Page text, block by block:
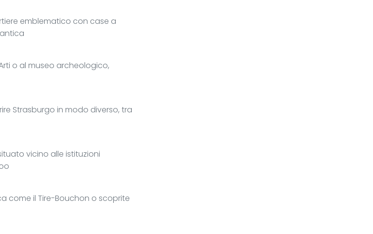
emblematico con case a
o al museo archeologico,
Strasburgo in modo diverso, tra
vicino alle istituzioni
come il Tire-Bouchon o scoprite